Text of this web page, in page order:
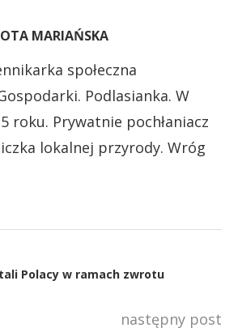
MARIAŃSKA
społeczna
Podlasianka. W
roku. Prywatnie pochłaniacz
lokalnej przyrody. Wróg
Polacy w ramach zwrotu
następny post